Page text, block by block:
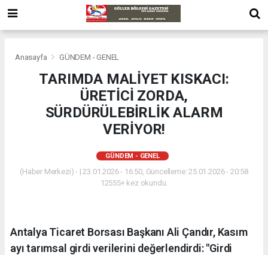
Anasayfa GÜNDEM - GENEL
TARIMDA MALİYET KISKACI:
ÜRETİCİ ZORDA,
SÜRDÜRÜLEBİRLİK ALARM
VERİYOR!
GÜNDEM - GENEL
(Haber Merkezi) - | 23.01.2026 - 16:50, Güncelleme: 25.01.2026 - 20:58
12555+ kez okundu.
Antalya Ticaret Borsası Başkanı Ali Çandır, Kasım
ayı tarımsal girdi verilerini değerlendirdi: "Girdi